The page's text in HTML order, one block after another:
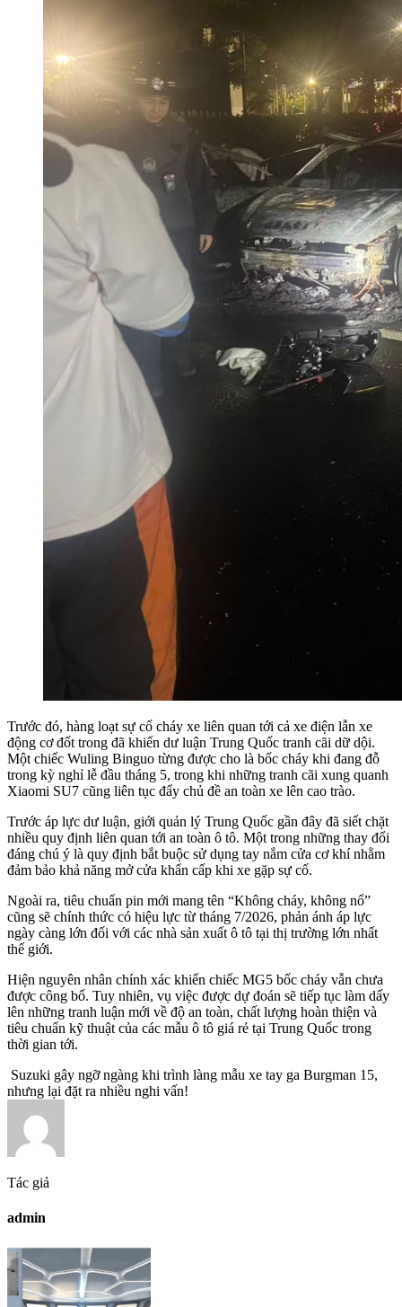
Trước đó, hàng loạt sự cố cháy xe liên quan tới cả xe điện lẫn xe
động cơ đốt trong đã khiến dư luận Trung Quốc tranh cãi dữ dội.
Một chiếc Wuling Binguo từng được cho là bốc cháy khi đang đỗ
trong kỳ nghỉ lễ đầu tháng 5, trong khi những tranh cãi xung quanh
Xiaomi SU7 cũng liên tục đẩy chủ đề an toàn xe lên cao trào.
Trước áp lực dư luận, giới quản lý Trung Quốc gần đây đã siết chặt
nhiều quy định liên quan tới an toàn ô tô. Một trong những thay đổi
đáng chú ý là quy định bắt buộc sử dụng tay nắm cửa cơ khí nhằm
đảm bảo khả năng mở cửa khẩn cấp khi xe gặp sự cố.
Ngoài ra, tiêu chuẩn pin mới mang tên “Không cháy, không nổ”
cũng sẽ chính thức có hiệu lực từ tháng 7/2026, phản ánh áp lực
ngày càng lớn đối với các nhà sản xuất ô tô tại thị trường lớn nhất
thế giới.
Hiện nguyên nhân chính xác khiến chiếc MG5 bốc cháy vẫn chưa
được công bố. Tuy nhiên, vụ việc được dự đoán sẽ tiếp tục làm dấy
lên những tranh luận mới về độ an toàn, chất lượng hoàn thiện và
tiêu chuẩn kỹ thuật của các mẫu ô tô giá rẻ tại Trung Quốc trong
thời gian tới.
Suzuki gây ngỡ ngàng khi trình làng mẫu xe tay ga Burgman 15,
nhưng lại đặt ra nhiều nghi vấn!
Tác giả
admin